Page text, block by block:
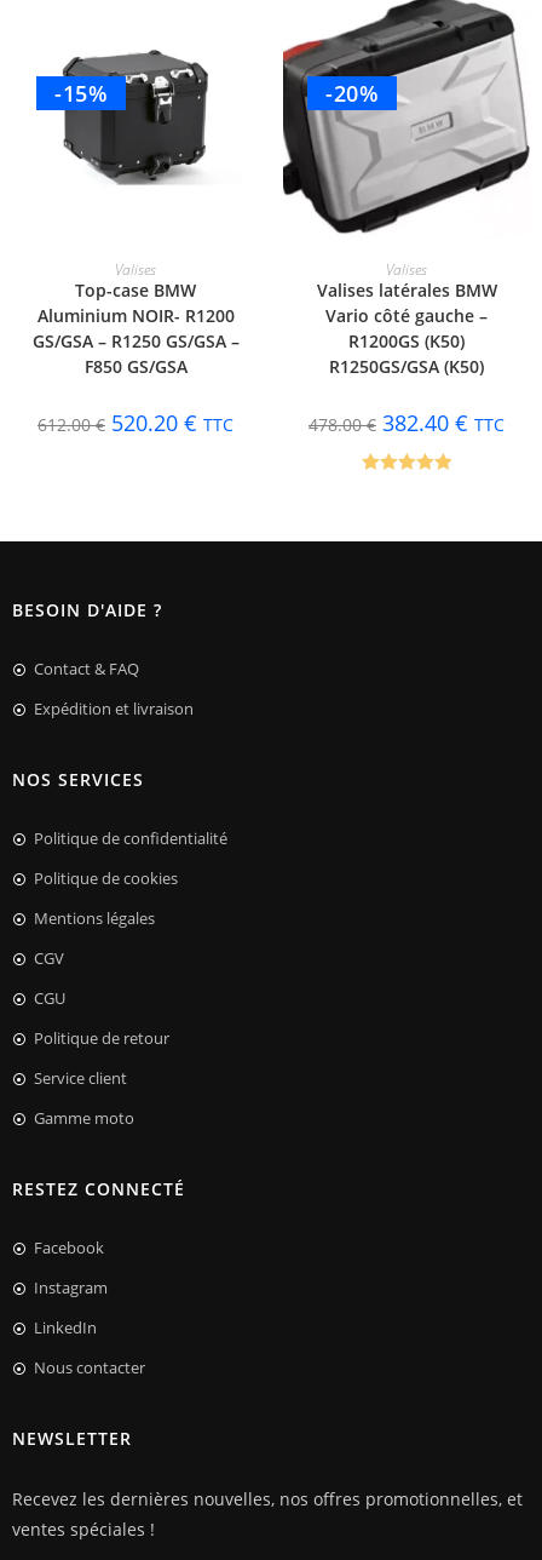
-15%
AJOUTER AU PANIER
Valises
Top-case BMW
Aluminium NOIR- R1200
GS/GSA – R1250 GS/GSA –
F850 GS/GSA
612.00€ 520.20 € TTC
-20%
AJOUTER AU PANIER
Valises
Valises latérales BMW
Vario côté gauche –
R1200GS (K50)
R1250GS/GSA (K50)
478.00€ 382.40 € TTC
BESOIN D'AIDE ?
Contact & FAQ
Expédition et livraison
NOS SERVICES
Politique de confidentialité
Politique de cookies
Mentions légales
CGV
CGU
Politique de retour
Service client
Gamme moto
RESTEZ CONNECTÉ
Facebook
Instagram
LinkedIn
Nous contacter
NEWSLETTER
Recevez les dernières nouvelles, nos offres promotionnelles, et
ventes spéciales !